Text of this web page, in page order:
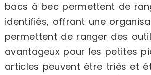
bacs à bec permettent de
identifiés, offrant une
permettent de ranger des
avantageux pour les petites
articles peuvent être triés et